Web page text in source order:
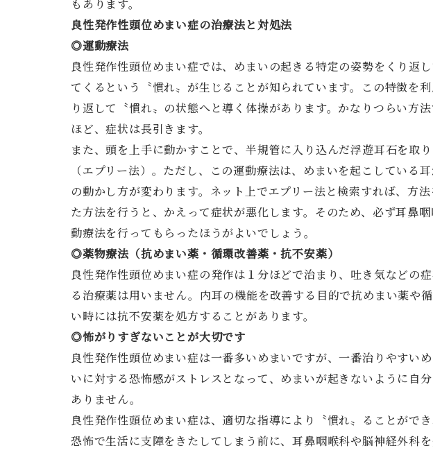
もあります。
良性発作性頭位めまい症の治療法と対処法
◎運動療法
良性発作性頭位めまい症では、めまいの起きる特定の姿勢をくり返
てくるという〝慣れ〟が生じることが知られています。この特徴を
り返して〝慣れ〟の状態へと導く体操があります。かなりつらい方
ほど、症状は長引きます。
また、頭を上手に動かすことで、半規管に入り込んだ浮遊耳石を取
（エプリー法）。ただし、この運動療法は、めまいを起こしている
の動かし方が変わります。ネット上でエプリー法と検索すれば、方
た方法を行うと、かえって症状が悪化します。そのため、必ず耳鼻
動療法を行ってもらったほうがよいでしょう。
◎薬物療法（抗めまい薬・循環改善薬・抗不安薬）
良性発作性頭位めまい症の発作は１分ほどで治まり、吐き気などの
る治療薬は用いません。内耳の機能を改善する目的で抗めまい薬や
い時には抗不安薬を処方することがあります。
◎怖がりすぎないことが大切です
良性発作性頭位めまい症は一番多いめまいですが、一番治りやすい
いに対する恐怖感がストレスとなって、めまいが起きないように自
ありません。
良性発作性頭位めまい症は、適切な指導により〝慣れ〟ることがで
恐怖で生活に支障をきたしてしまう前に、耳鼻咽喉科や脳神経外科